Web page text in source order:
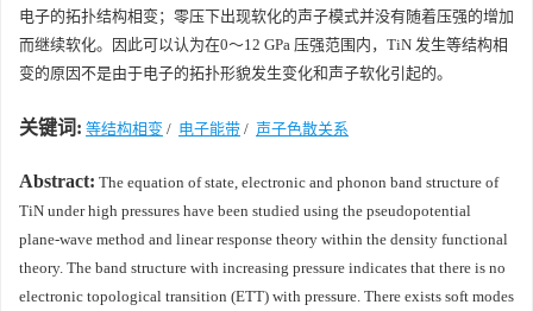
电子的拓扑结构相变；零压下出现软化的声子模式并没有随着压强的增加
而继续软化。因此可以认为在0～12 GPa 压强范围内，TiN 发生等结构相
变的原因不是由于电子的拓扑形貌发生变化和声子软化引起的。
关键词: 等结构相变 / 电子能带 / 声子色散关系
Abstract: The equation of state, electronic and phonon band structure of
TiN under high pressures have been studied using the pseudopotential
plane-wave method and linear response theory within the density functional
theory. The band structure with increasing pressure indicates that there is no
electronic topological transition (ETT) with pressure. There exists soft modes